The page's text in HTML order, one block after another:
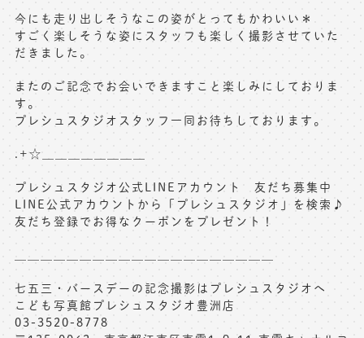
今にも走り出しそうなこの姿がとってもかわいい＊
すごく楽しそうな姿にスタッフも楽しく撮影させていた
だきました。
またのご記念でお会いできますこと楽しみにしておりま
す。
プレシュスタジオスタッフ一同お待ちしております。
.+☆＿＿＿＿＿＿＿＿
プレシュスタジオ公式LINEアカウント 友だち募集中
LINE公式アカウントから「プレシュスタジオ」を検索♪
友だち登録でお得なクーポンをプレゼント！
七五三・バースデーの記念撮影はプレシュスタジオへ
こども写真館プレシュスタジオ豊洲店
03-3520-8778